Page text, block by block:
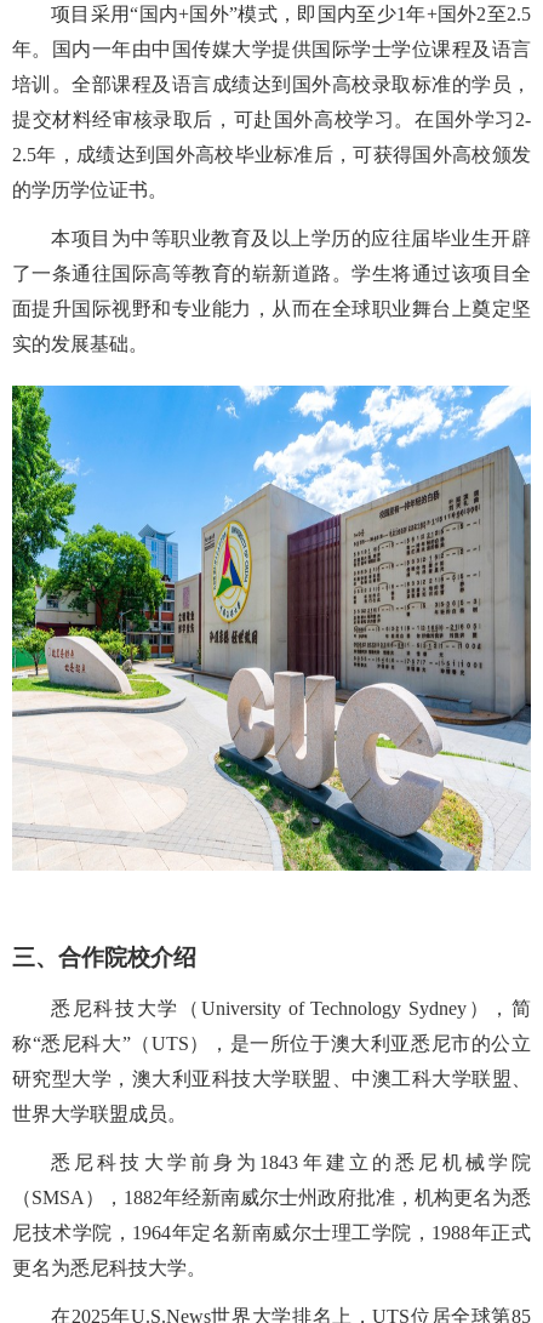
项目采用“国内+国外”模式，即国内至少1年+国外2至2.5
年。
国内一年由中国传媒大学提供国际学士学位课程及语言
培训。全部课程及语言成绩达到国外高校录取标准的学员 ，
提交材料经审核录取后， 可赴国外高校学习。在国外学习 2-
2.5年，成绩达到国外高校毕业标准后，可获得国外高校颁发
的学历学位证书。
本项目为中等职业教育及以上学历的应往届毕业生开辟
了一条通往国际高等教育的崭新道路。学生将通过该项目全
面提升国际视野和专业能力，从而在全球职业舞台上奠定坚
实的发展基础。
三、合作院校介绍
悉尼科技大学（ University of Technology Sydney），简
称“悉尼科大”（UTS），是一所位于澳大利亚悉尼市的公立
研究型大学，澳大利亚科技大学联盟、中澳工科大学联盟、
世界大学联盟成员。
悉尼科技大学前身为 1843 年建立的悉尼机械学院
（SMSA ）， 1882年经新南威尔士州政府批准，机构更名为悉
尼技术学院， 1964年定名新南威尔士理工学院， 1988年正式
更名为悉尼科技大学。
在2025年U.S.News世界大学排名上，UTS位居全球第85